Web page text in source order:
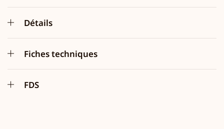
Détails
Fiches techniques
FDS